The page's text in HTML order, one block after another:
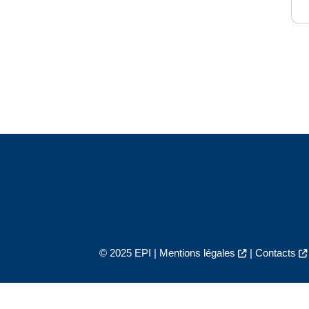
© 2025 EPI | Mentions légales | Contacts